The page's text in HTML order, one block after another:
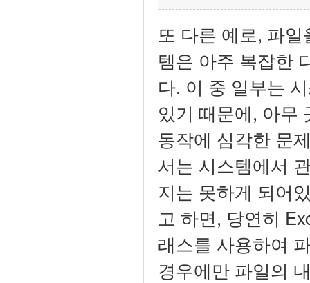
또 다른 예로, 파
템은 아주 복잡한
다. 이 중 일부는
있기 때문에, 아무
동작에 심각한 문
서는 시스템에서
지는 못하게 되어
고 하면, 당연히
래스를 사용하여
경우에만 파일의